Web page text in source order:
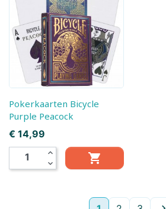
Pokerkaarten Bicycle
Purple Peacock
Prijs
€ 14,99
expand_less
expand_more
